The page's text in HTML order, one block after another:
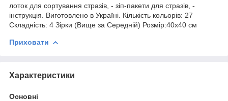
лоток для сортування стразів, - зіп-пакети для стразів, -
інструкція. Виготовлено в Україні. Кількість кольорів: 27
Складність: 4 Зірки (Вище за Середній) Розмір:40х40 см
Приховати
Характеристики
Основні